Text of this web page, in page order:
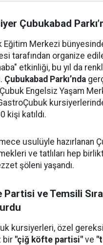
Çubukabad
Eğitim Merkezi
tarafından organize
etkinliği, bu yıl da
Çubukabad Parkı’nda
Engelsiz Yaşam
kişi katıldı.
usulüyle hazırlanan
ve tatlıları hep
şöleni yaşandı.
Partisi ve Temsili
kursiyerleri, özel
bir "çiğ köfte partisi" ve